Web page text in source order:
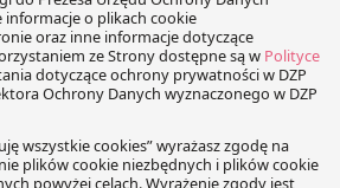
opublikowany. Wymagane